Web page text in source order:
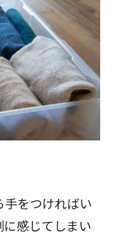
をつければい
感じてしまい